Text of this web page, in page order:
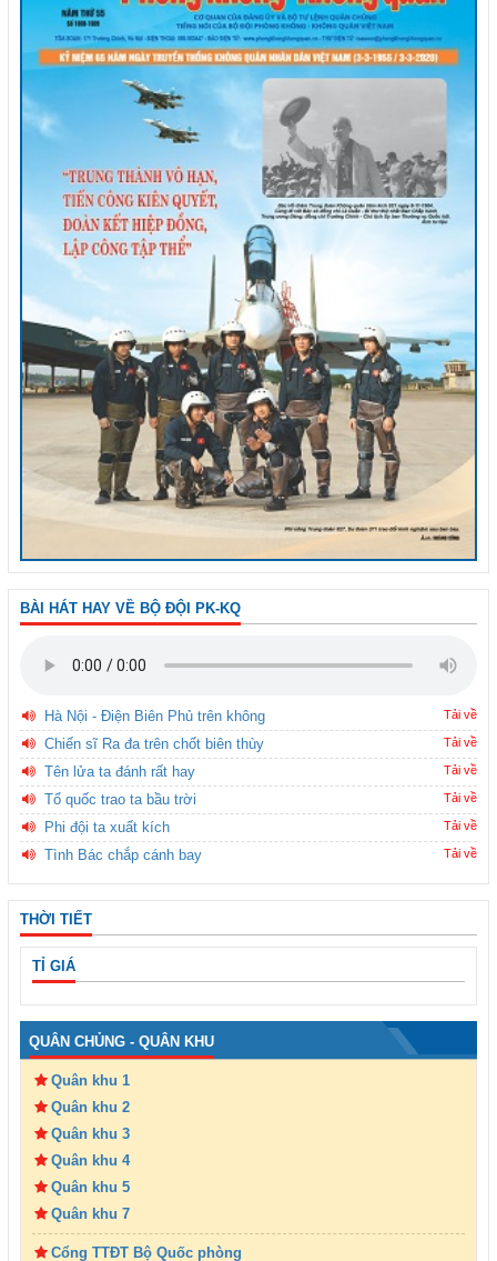
BÀI HÁT HAY VỀ BỘ ĐỘI PK-KQ
Hà Nội - Điện Biên Phủ trên không Tải về
Chiến sĩ Ra đa trên chốt biên thùy Tải về
Tên lửa ta đánh rất hay Tải về
Tổ quốc trao ta bầu trời Tải về
Phi đội ta xuất kích Tải về
Tình Bác chắp cánh bay Tải về
THỜI TIẾT
TỈ GIÁ
QUÂN CHỦNG - QUÂN KHU
Quân khu 1
Quân khu 2
Quân khu 3
Quân khu 4
Quân khu 5
Quân khu 7
Cổng TTĐT Bộ Quốc phòng